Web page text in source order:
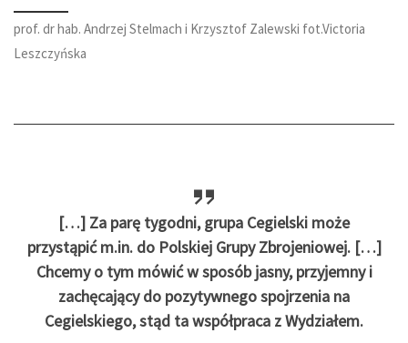
prof. dr hab. Andrzej Stelmach i Krzysztof Zalewski fot.Victoria
Leszczyńska
[…] Za parę tygodni, grupa Cegielski może
przystąpić m.in. do Polskiej Grupy Zbrojeniowej. […]
Chcemy o tym mówić w sposób jasny, przyjemny i
zachęcający do pozytywnego spojrzenia na
Cegielskiego, stąd ta współpraca z Wydziałem.